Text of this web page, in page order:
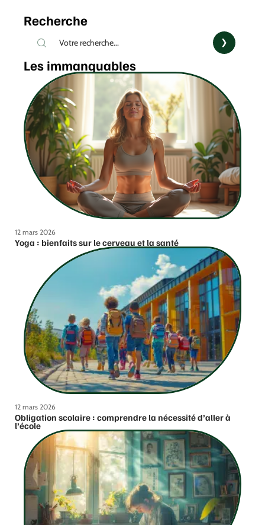
Recherche
Les immanquables
12 mars 2026
Yoga : bienfaits sur le cerveau et la santé
12 mars 2026
Obligation scolaire : comprendre la nécessité d’aller à
l’école